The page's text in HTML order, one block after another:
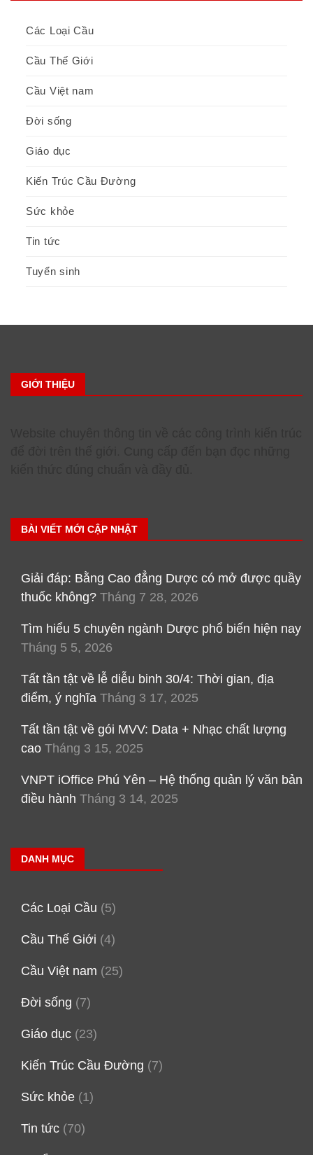
Các Loại Cầu
Cầu Thế Giới
Cầu Việt nam
Đời sống
Giáo dục
Kiến Trúc Cầu Đường
Sức khỏe
Tin tức
Tuyển sinh
GIỚI THIỆU
BÀI VIẾT MỚI CẬP NHẬT
Giải đáp: Bằng Cao đẳng Dược có mở được quầy
thuốc không? Tháng 7 28, 2026
Tìm hiểu 5 chuyên ngành Dược phổ biến hiện nay
Tháng 5 5, 2026
Tất tần tật về lễ diễu binh 30/4: Thời gian, địa
điểm, ý nghĩa Tháng 3 17, 2025
Tất tần tật về gói MVV: Data + Nhạc chất lượng
cao Tháng 3 15, 2025
VNPT iOffice Phú Yên – Hệ thống quản lý văn bản
điều hành Tháng 3 14, 2025
DANH MỤC
Các Loại Cầu (5)
Cầu Thế Giới (4)
Cầu Việt nam (25)
Đời sống (7)
Giáo dục (23)
Kiến Trúc Cầu Đường (7)
Sức khỏe (1)
Tin tức (70)